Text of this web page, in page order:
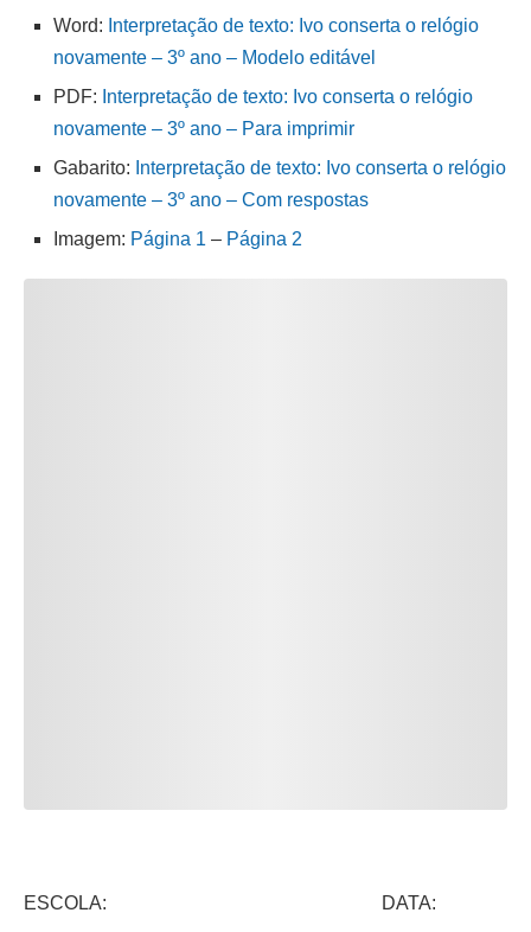
Word: Interpretação de texto: Ivo conserta o relógio
novamente – 3º ano – Modelo editável
PDF: Interpretação de texto: Ivo conserta o relógio
novamente – 3º ano – Para imprimir
Gabarito: Interpretação de texto: Ivo conserta o relógio
novamente – 3º ano – Com respostas
Imagem: Página 1 – Página 2
ESCOLA: DATA: